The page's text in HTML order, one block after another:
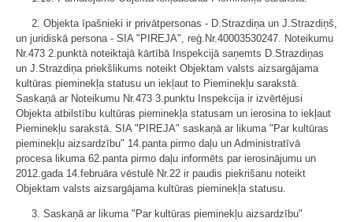
2. Objekta īpašnieki ir privātpersonas - D.Strazdiņa un J.Strazdiņš,
un juridiskā persona - SIA "PIREJA", reģ.Nr.40003530247. Noteikumu
Nr.473 2.punktā noteiktajā kārtībā Inspekcijā saņemts D.Strazdiņas
un J.Strazdiņa priekšlikums noteikt Objektam valsts aizsargājama
kultūras pieminekļa statusu un iekļaut to Pieminekļu sarakstā.
Saskaņā ar Noteikumu Nr.473 3.punktu Inspekcija ir izvērtējusi
Objekta atbilstību kultūras pieminekļa statusam un ierosina to iekļaut
Pieminekļu sarakstā. SIA "PIREJA" saskaņā ar likuma "Par kultūras
pieminekļu aizsardzību" 14.panta pirmo daļu un Administratīvā
procesa likuma 62.panta pirmo daļu informēts par ierosinājumu un
2012.gada 14.februāra vēstulē Nr.22 ir paudis piekrišanu noteikt
Objektam valsts aizsargājama kultūras pieminekļa statusu.
3. Saskaņā ar likuma "Par kultūras pieminekļu aizsardzību"